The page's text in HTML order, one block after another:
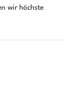
wir höchste